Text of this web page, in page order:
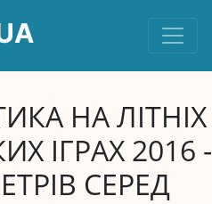
НА ЛІТНІХ
ІГРАХ 2016 -
СЕРЕД